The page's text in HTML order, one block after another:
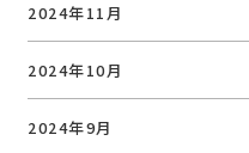
2024年11月
2024年10月
2024年9月